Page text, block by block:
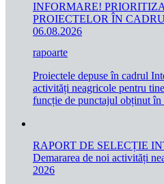
INFORMARE!
PROIECTELOR ÎN
06.08.2026
rapoarte
Proiectele depuse în cadrul
activități neagricole pentru
funcție de punctajul obținut în
RAPORT DE SELECȚIE
Demararea de noi activități
2026